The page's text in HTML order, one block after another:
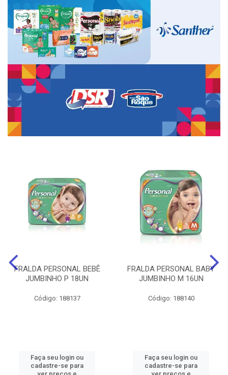
FRALDA PERSONAL BEBÊ
JUMBINHO P 18UN
Código: 188137
Faça seu login ou
cadastre-se para
FRALDA PERSONAL BABY
JUMBINHO M 16UN
Código: 188140
Faça seu login ou
cadastre-se para